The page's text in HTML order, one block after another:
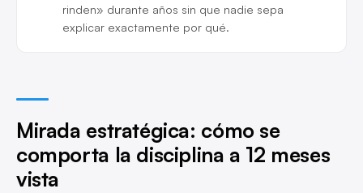
rinden» durante años sin que nadie sepa
explicar exactamente por qué.
Mirada estratégica: cómo se
comporta la disciplina a 12 meses
vista